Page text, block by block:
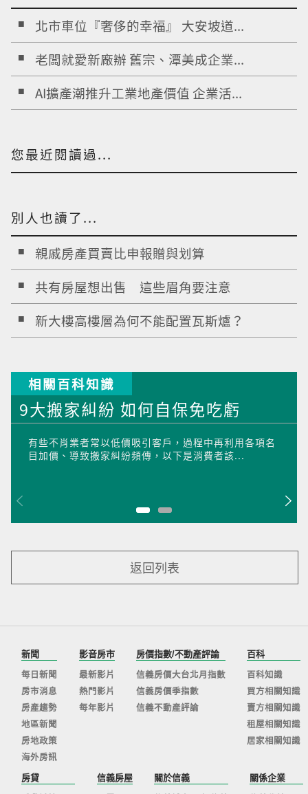
北市車位『奢侈的幸福』 大安坡道...
老闆就愛新廠辦 舊宗、潭美成企業...
AI擴產潮推升工業地產價值 企業活...
您最近閱讀過...
別人也讀了...
親戚房產買賣比申報贈與划算
共有房屋想出售 這些眉角要注意
新大樓高樓層為何不能配置瓦斯爐？
相關百科知識
9大搬家糾紛 如何自保免吃虧
有些不肖業者常以低價吸引客戶，過程中再利用各項名
目加價、導致搬家糾紛頻傳，以下是消費者該...
返回列表
新聞
每日新聞
房市消息
房產趨勢
地區新聞
房地政策
海外房訊
影音房市
最新影片
熱門影片
每年影片
房價指數/不動產評論
信義房價大台北月指數
信義房價季指數
信義不動產評論
百科
百科知識
買方相關知識
賣方相關知識
租屋相關知識
居家相關知識
房貸 信義房屋 關於信義 關係企業